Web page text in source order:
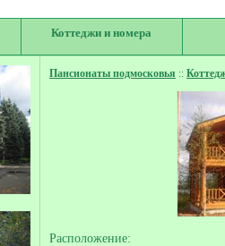
Коттеджи и номера
Пансионаты подмосковья ::
Расположение: